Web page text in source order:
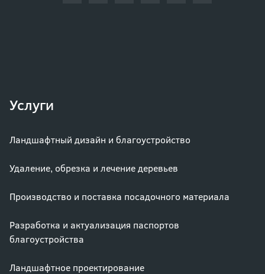
Услуги
Ландшафтный дизайн и благоустройство
Удаление, обрезка и лечение деревьев
Производство и поставка посадочного материала
Разработка и актуализация паспортов
благоустройства
Ландшафтное проектирование